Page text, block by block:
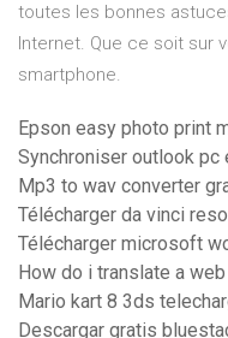
toutes les bonnes
Internet. Que ce soit sur
smartphone.
Epson easy photo print
Synchroniser outlook pc
Mp3 to wav converter
Télécharger da vinci
Télécharger microsoft
How do i translate a
Mario kart 8 3ds
Descargar gratis